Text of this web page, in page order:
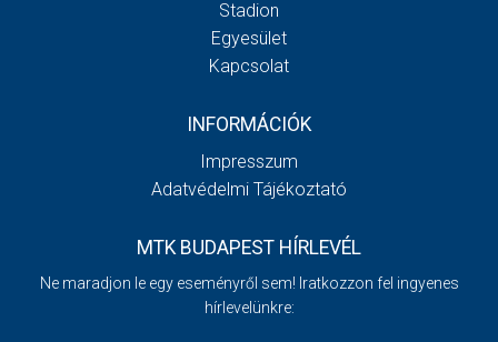
Stadion
Egyesület
Kapcsolat
INFORMÁCIÓK
Impresszum
Adatvédelmi Tájékoztató
MTK BUDAPEST HÍRLEVÉL
Ne maradjon le egy eseményről sem! Iratkozzon fel ingyenes
hírlevelünkre: